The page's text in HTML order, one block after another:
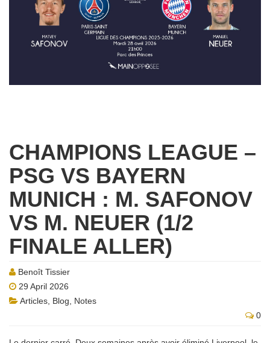
CHAMPIONS LEAGUE –
PSG VS BAYERN
MUNICH : M. SAFONOV
VS M. NEUER (1/2
FINALE ALLER)
Benoît Tissier
29 April 2026
Articles Blog
Notes
0